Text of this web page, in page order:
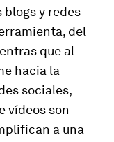
blogs y redes
del
que al
hacia la
sociales,
vídeos son
a una